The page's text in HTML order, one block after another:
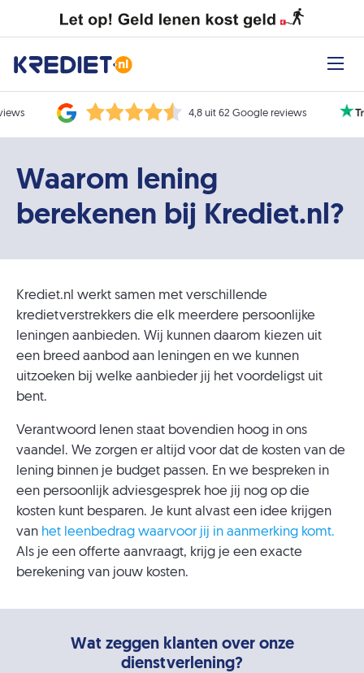
4,8 uit 62 Google reviews
Waarom lening
berekenen bij Krediet.nl?
Krediet.nl werkt samen met verschillende
kredietverstrekkers die elk meerdere persoonlijke
leningen aanbieden. Wij kunnen daarom kiezen uit
een breed aanbod aan leningen en we kunnen
uitzoeken bij welke aanbieder jij het voordeligst uit
bent.
Verantwoord lenen staat bovendien hoog in ons
vaandel. We zorgen er altijd voor dat de kosten van de
lening binnen je budget passen. En we bespreken in
een persoonlijk adviesgesprek hoe jij nog op die
kosten kunt besparen. Je kunt alvast een idee krijgen
van het leenbedrag waarvoor jij in aanmerking komt.
Als je een offerte aanvraagt, krijg je een exacte
berekening van jouw kosten.
Wat zeggen klanten over onze
dienstverlening?